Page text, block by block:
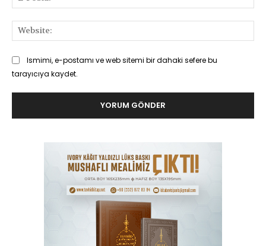
Ismimi, e-postamı ve web sitemi bir dahaki sefere bu
tarayıcıya kaydet.